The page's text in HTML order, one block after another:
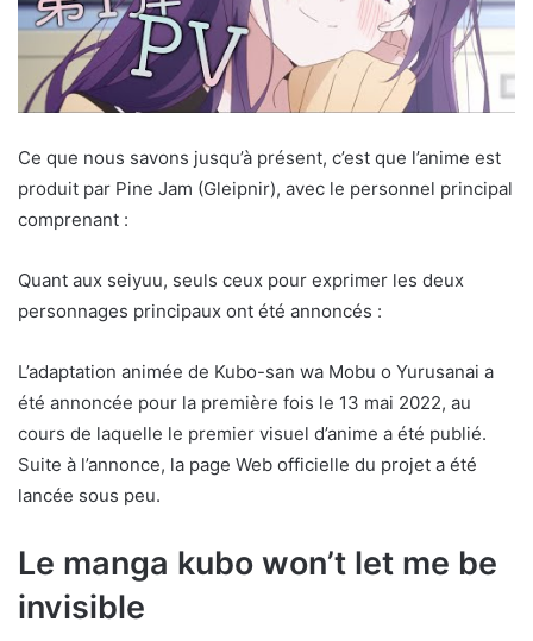
Ce que nous savons jusqu’à présent, c’est que l’anime est
produit par Pine Jam (Gleipnir), avec le personnel principal
comprenant :
Quant aux seiyuu, seuls ceux pour exprimer les deux
personnages principaux ont été annoncés :
L’adaptation animée de Kubo-san wa Mobu o Yurusanai a
été annoncée pour la première fois le 13 mai 2022, au
cours de laquelle le premier visuel d’anime a été publié.
Suite à l’annonce, la page Web officielle du projet a été
lancée sous peu.
Le manga kubo won’t let me be
invisible